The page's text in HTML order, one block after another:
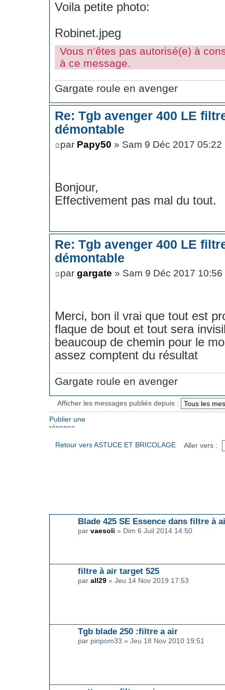
Voila petite photo:
Robinet.jpeg
Vous n’êtes pas autorisé(e) à
à ce message.
Gargate roule en avenger
Re: Tgb avenger 400 LE
démontable
par Papy50 » Sam 9 Déc 2017 05:22
Bonjour,
Effectivement pas mal du tout.
Re: Tgb avenger 400 LE
démontable
par gargate » Sam 9 Déc 2017 10:56
Merci, bon il vrai que tout est
flaque de bout et tout sera
beaucoup de chemin pour le
assez comptent du résultat
Gargate roule en avenger
Afficher les messages publiés depuis :
Publier une
réponse
Retour vers ASTUCE ET BRICOLAGE Aller vers :
Blade 425 SE Essence dans filtre à
par vaesoli » Dim 6 Juil 2014 14:50
filtre à air target 525
par all29 » Jeu 14 Nov 2019 17:53
Tgb blade 250 :filtre a air
par pinpom33 » Jeu 18 Nov 2010 19:51